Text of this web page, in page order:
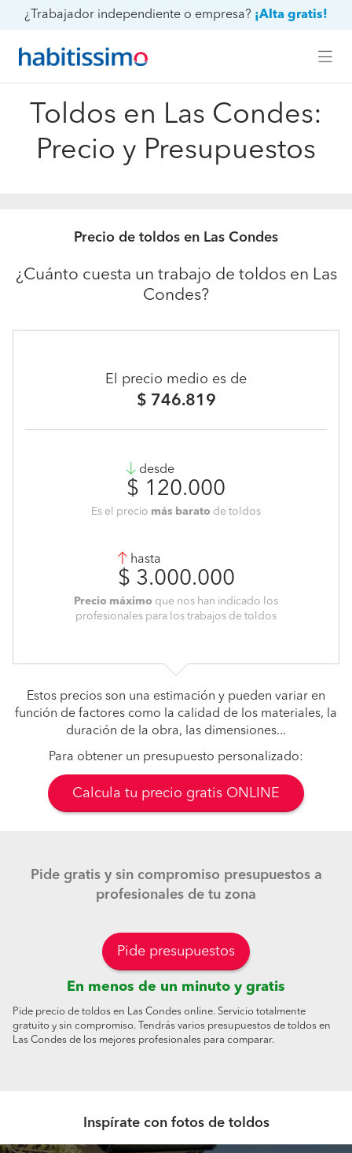
¿Trabajador independiente o empresa? ¡Alta gratis!
Toldos en Las Condes:
Precio y Presupuestos
Precio de toldos en Las Condes
¿Cuánto cuesta un trabajo de toldos en Las
Condes?
El precio medio es de
$ 746.819
desde
$ 120.000
Es el precio más barato de toldos
hasta
$ 3.000.000
Precio máximo que nos han indicado los
profesionales para los trabajos de toldos
Estos precios son una estimación y pueden variar en
función de factores como la calidad de los materiales, la
duración de la obra, las dimensiones...
Para obtener un presupuesto personalizado:
Calcula tu precio gratis ONLINE
Pide gratis y sin compromiso presupuestos a
profesionales de tu zona
Pide presupuestos
En menos de un minuto y gratis
Pide precio de toldos en Las Condes online. Servicio totalmente
gratuito y sin compromiso. Tendrás varios presupuestos de toldos en
Las Condes de los mejores profesionales para comparar.
Inspírate con fotos de toldos